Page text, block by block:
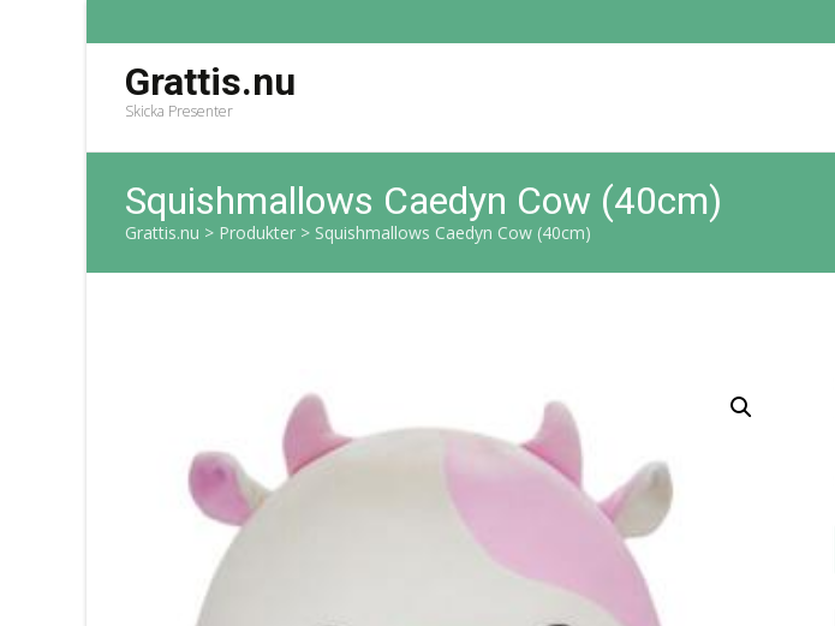
Grattis.nu
Skicka Presenter
Squishmallows Caedyn Cow (40cm)
Grattis.nu > Produkter > Squishmallows Caedyn Cow (40cm)